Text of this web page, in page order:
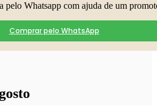
pelo Whatsapp com ajuda de um
Comprar pelo WhatsApp